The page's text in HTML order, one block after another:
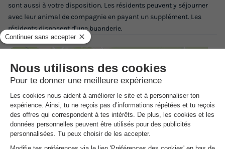
sont aussi à votre disposition. Les résidents peuvent y séjourner
avec leur animal de compagnie en payant un supplément. Les
résidents disposent d'une buanderie.